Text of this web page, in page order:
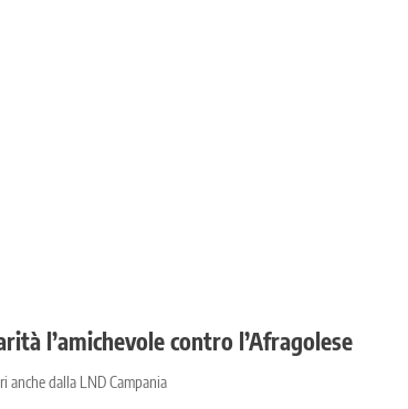
l’amichevole contro l’Afragolese
anche dalla LND Campania